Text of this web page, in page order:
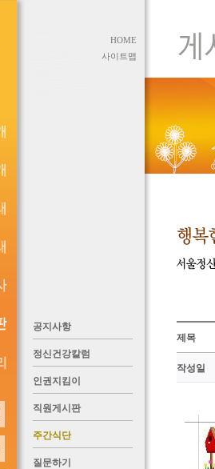
HOME
사이트맵
공지사항
정신건강칼럼
인권지킴이
직원게시판
주간식단
질문하기
제목
작성일